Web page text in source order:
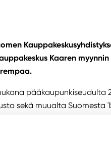
Kaaren
pääkaupunkiseudulta
sekä muualta Suomesta
2023 myyntiin